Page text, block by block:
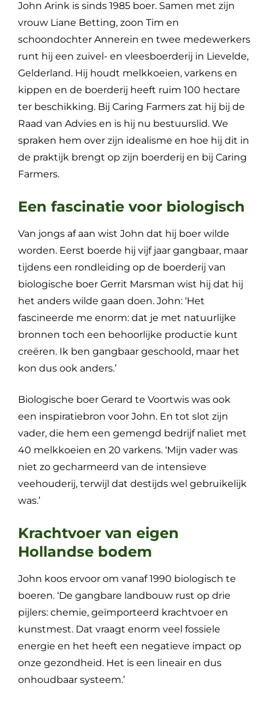
John Arink is sinds 1985 boer. Samen met zijn
vrouw Liane Betting, zoon Tim en
schoondochter Annerein en twee medewerkers
runt hij een zuivel- en vleesboerderij in Lievelde,
Gelderland. Hij houdt melkkoeien, varkens en
kippen en de boerderij heeft ruim 100 hectare
ter beschikking. Bij Caring Farmers zat hij bij de
Raad van Advies en is hij nu bestuurslid. We
spraken hem over zijn idealisme en hoe hij dit in
de praktijk brengt op zijn boerderij en bij Caring
Farmers.
Een fascinatie voor biologisch
Van jongs af aan wist John dat hij boer wilde
worden. Eerst boerde hij vijf jaar gangbaar, maar
tijdens een rondleiding op de boerderij van
biologische boer Gerrit Marsman wist hij dat hij
het anders wilde gaan doen. John: ‘Het
fascineerde me enorm: dat je met natuurlijke
bronnen toch een behoorlijke productie kunt
creëren. Ik ben gangbaar geschoold, maar het
kon dus ook anders.’
Biologische boer Gerard te Voortwis was ook
een inspiratiebron voor John. En tot slot zijn
vader, die hem een gemengd bedrijf naliet met
40 melkkoeien en 20 varkens. ‘Mijn vader was
niet zo gecharmeerd van de intensieve
veehouderij, terwijl dat destijds wel gebruikelijk
was.’
Krachtvoer van eigen
Hollandse bodem
John koos ervoor om vanaf 1990 biologisch te
boeren. ‘De gangbare landbouw rust op drie
pijlers: chemie, geïmporteerd krachtvoer en
kunstmest. Dat vraagt enorm veel fossiele
energie en het heeft een negatieve impact op
onze gezondheid. Het is een lineair en dus
onhoudbaar systeem.’